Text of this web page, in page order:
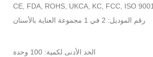
رقم الموديل: 2 في 1 مجموعة العناية بالأسنان
الحد الأدنى لكمية: 100 وحدة